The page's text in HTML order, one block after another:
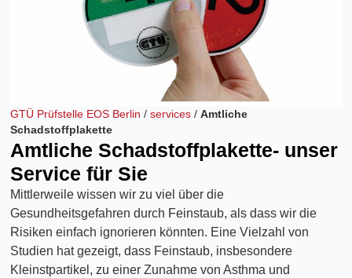
GTÜ Prüfstelle EOS Berlin /services /Amtliche
Schadstoffplakette
Amtliche Schadstoffplakette- unser
Service für Sie
Mittlerweile wissen wir zu viel über die
Gesundheitsgefahren durch Feinstaub, als dass wir die
Risiken einfach ignorieren könnten. Eine Vielzahl von
Studien hat gezeigt, dass Feinstaub, insbesondere
Kleinstpartikel, zu einer Zunahme von Asthma und